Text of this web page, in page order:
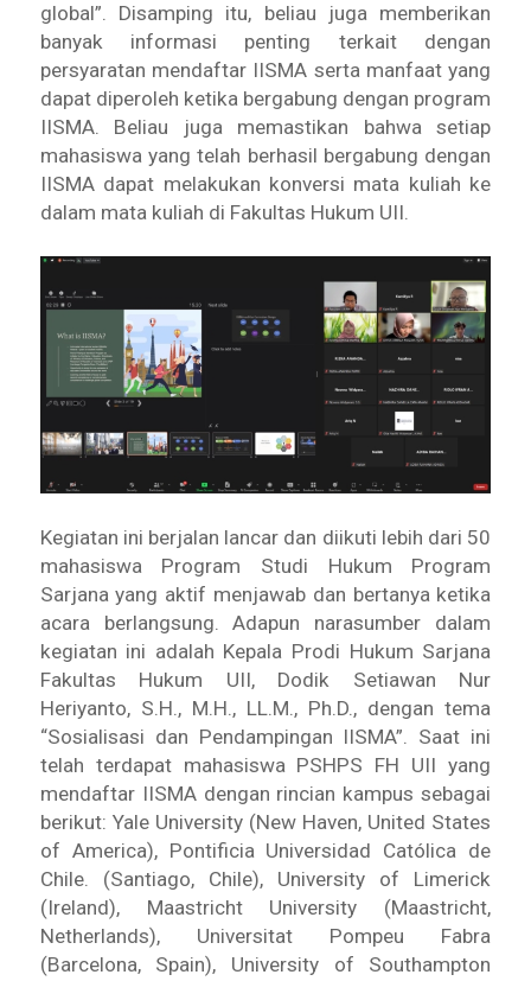
global”. Disamping itu, beliau juga memberikan
banyak informasi penting terkait dengan
persyaratan mendaftar IISMA serta manfaat yang
dapat diperoleh ketika bergabung dengan program
IISMA. Beliau juga memastikan bahwa setiap
mahasiswa yang telah berhasil bergabung dengan
IISMA dapat melakukan konversi mata kuliah ke
dalam mata kuliah di Fakultas Hukum UII.
Kegiatan ini berjalan lancar dan diikuti lebih dari 50
mahasiswa Program Studi Hukum Program
Sarjana yang aktif menjawab dan bertanya ketika
acara berlangsung. Adapun narasumber dalam
kegiatan ini adalah Kepala Prodi Hukum Sarjana
Fakultas Hukum UII, Dodik Setiawan Nur
Heriyanto, S.H., M.H., LL.M., Ph.D., dengan tema
“Sosialisasi dan Pendampingan IISMA”. Saat ini
telah terdapat mahasiswa PSHPS FH UII yang
mendaftar IISMA dengan rincian kampus sebagai
berikut: Yale University (New Haven, United States
of America), Pontificia Universidad Católica de
Chile. (Santiago, Chile), University of Limerick
(Ireland), Maastricht University (Maastricht,
Netherlands), Universitat Pompeu Fabra
(Barcelona, Spain), University of Southampton